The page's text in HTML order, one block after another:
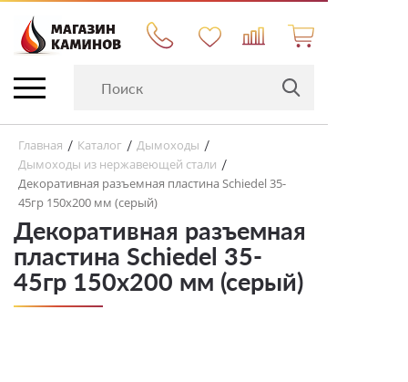
Главная / Каталог / Дымоходы /
Дымоходы из нержавеющей стали /
Декоративная разъемная пластина Schiedel 35-
45гр 150х200 мм (серый)
Декоративная разъемная
пластина Schiedel 35-
45гр 150х200 мм (серый)